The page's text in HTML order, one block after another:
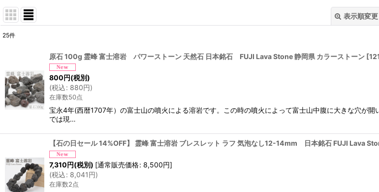
表示順変更
並び順:
25件
原石 100g 霊峰 富士溶岩 パワーストーン 天然石 日本銘石 FUJI Lava Stone 静岡県 カラーストーン [
800円(税別)
(税込: 880円)
在庫数50点
宝永4年(西暦1707年）の富士山の噴火による溶岩です。この時の噴火によって富士山中腹に大きな穴が
では現…
【石の日セール 14%OFF】 霊峰 富士溶岩 ブレスレット ラフ 気泡なし12-14mm 日本銘石 FUJI Lava
7,310円(税別) [通常販売価格: 8,500円]
(税込: 8,041円)
在庫数2点